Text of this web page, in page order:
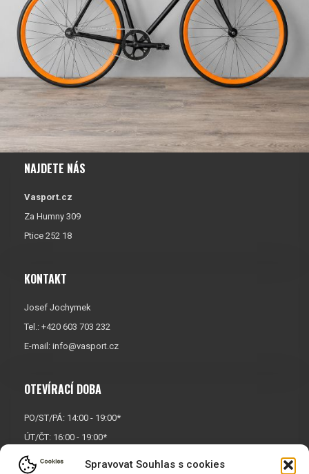
Spravovat Souhlas s cookies
NAJDETE NÁS
Vasport.cz
Za Humny 309
Ptice 252 18
KONTAKT
Josef Jochymek
Tel.: +420 603 703 232
E-mail: info@vasport.cz
OTEVÍRACÍ DOBA
PO/ST/PÁ: 14:00 - 19:00*
ÚT/ČT: 16:00 - 19:00*
Sobota: 9:00 - 17:00*